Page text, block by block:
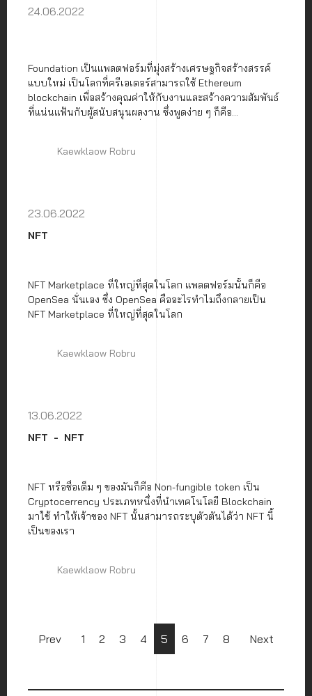
24.06.2022
Foundation เป็นแพลตฟอร์มที่มุ่งสร้างเศรษฐกิจสร้างสรรค์
แบบใหม่ เป็นโลกที่ครีเอเตอร์สามารถใช้ Ethereum
blockchain เพื่อสร้างคุณค่าให้กับงานและสร้างความสัมพันธ์
ที่แน่นแฟ้นกับผู้สนับสนุนผลงาน ซึ่งพูดง่าย ๆ ก็คือ
ทุกมุมโลกรวมกัน รวมถึงผลงานส่วนใหญ่ที่อยู่บนแพลตฟอร์ม
Kaewklaow Robru
23.06.2022
NFT
NFT Marketplace ที่ใหญ่ที่สุดในโลก แพลตฟอร์มนั้นก็คือ
OpenSea นั่นเอง ซึ่ง OpenSea คืออะไรทำไมถึงกลายเป็น
NFT Marketplace ที่ใหญ่ที่สุดในโลก
Kaewklaow Robru
13.06.2022
NFT NFT
NFT หรือชื่อเต็ม ๆ ของมันก็คือ Non-fungible token เป็น
Cryptocerrency ประเภทหนึ่งที่นำเทคโนโลยี Blockchain
มาใช้ ทำให้เจ้าของ NFT นั้นสามารถระบุตัวตันได้ว่า NFT นี้
เป็นของเรา
Kaewklaow Robru
Prev 1 2 3 4 5 6 7 8 Next